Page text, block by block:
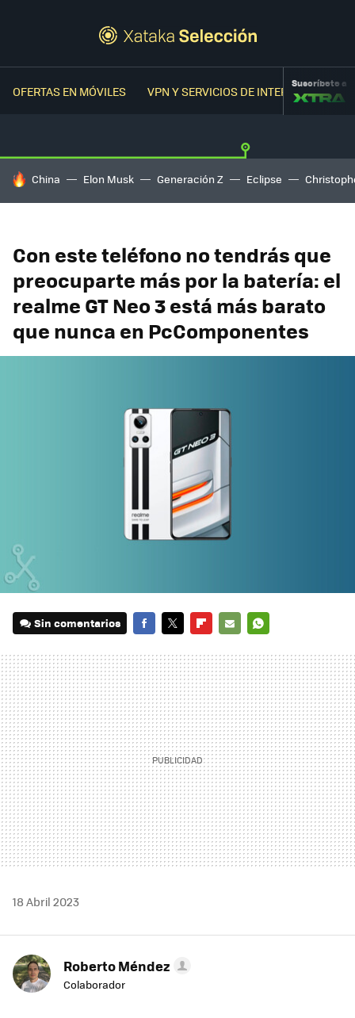
OFERTAS EN MÓVILES VPN Y SERVICIOS DE INTERNETSuscríbete a
HOY SE HABLA DE
China Elon Musk Generación Z Eclipse
Con este teléfono no tendrás que
preocuparte más por la batería: el
realme GT Neo 3 está más barato
que nunca en PcComponentes
Sin comentarios
MAIL
18 Abril 2023
Roberto Méndez
Colaborador